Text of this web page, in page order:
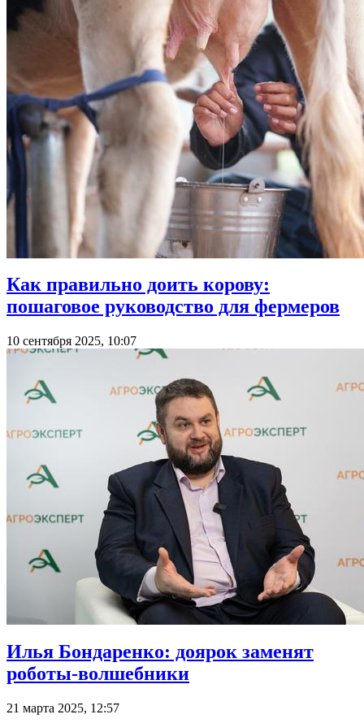
Как правильно доить корову:
пошаговое руководство для фермеров
10 сентября 2025, 10:07
Илья Бондаренко: доярок заменят
роботы-волшебники
21 марта 2025, 12:57